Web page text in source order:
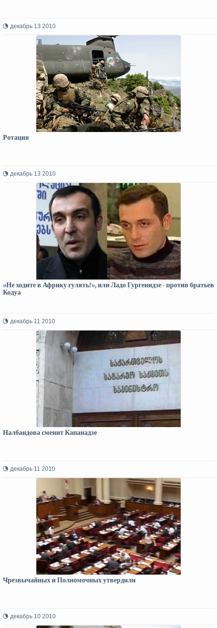
декабрь 13 2010
Ротация
декабрь 13 2010
«Не ходите в Африку гулять!», или Ладо Гургенидзе - против братьев
Кодуа
декабрь 11 2010
Налбандова сменит Капанадзе
декабрь 11 2010
Чрезвычайных и Полномочных утвердили
декабрь 10 2010